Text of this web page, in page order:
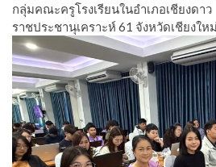
กลุ่มคณะครูโรงเรียนในอำเภอเชียงด
ราชประชานุเคราะห์ 61 จังหวัดเชียงใหม่